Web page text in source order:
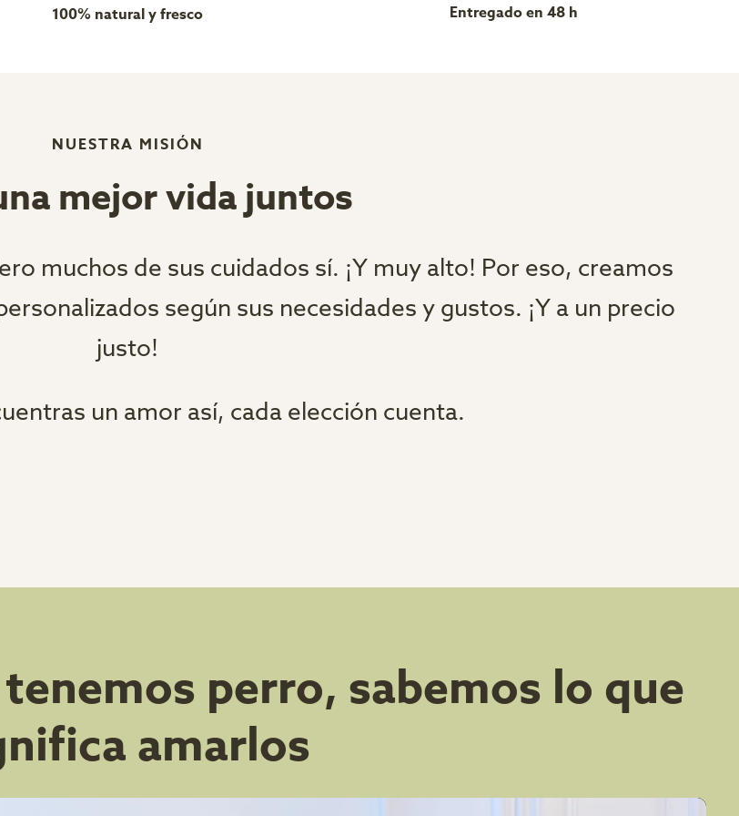
100% natural y fresco Entregado en 48 h
NUESTRA MISIÓN
mejor vida juntos
muchos de sus cuidados sí. ¡Y muy alto! Por eso, creamos
según sus necesidades y gustos. ¡Y a un precio
justo!
un amor así, cada elección cuenta.
perro, sabemos lo que
amarlos